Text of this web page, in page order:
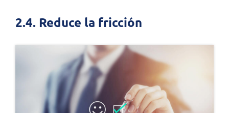
2.4. Reduce la fricción